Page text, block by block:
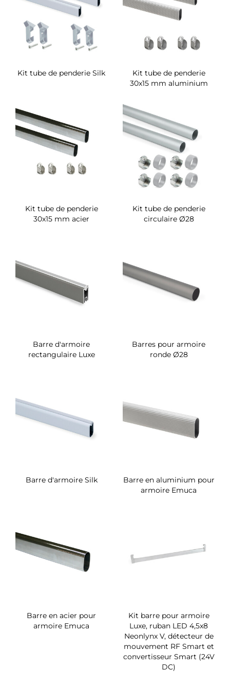
Kit tube de penderie Silk
Kit tube de penderie
30x15 mm aluminium
Kit tube de penderie
30x15 mm acier
Kit tube de penderie
circulaire Ø28
Barre d'armoire
rectangulaire Luxe
Barres pour armoire
ronde Ø28
Barre d'armoire Silk
Barre en aluminium pour
armoire Emuca
Barre en acier pour
armoire Emuca
Kit barre pour armoire
Luxe, ruban LED 4,5x8
Neonlynx V, détecteur de
mouvement RF Smart et
convertisseur Smart (24V
DC)